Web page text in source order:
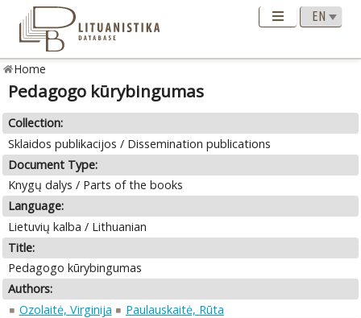
Home
Pedagogo kūrybingumas
Collection:
Sklaidos publikacijos / Dissemination publications
Document Type:
Knygų dalys / Parts of the books
Language:
Lietuvių kalba / Lithuanian
Title:
Pedagogo kūrybingumas
Authors:
Ozolaitė, Virginija
Paulauskaitė, Rūta